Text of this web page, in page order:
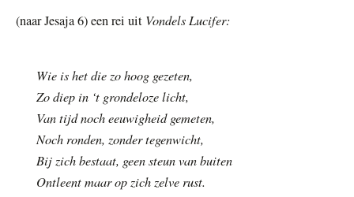
(naar Jesaja 6) een rei uit Vondels Lucifer:
Wie is het die zo hoog gezeten,
Zo diep in ‘t grondeloze licht,
Van tijd noch eeuwigheid gemeten,
Noch ronden, zonder tegenwicht,
Bij zich bestaat, geen steun van buiten
Ontleent maar op zich zelve rust.